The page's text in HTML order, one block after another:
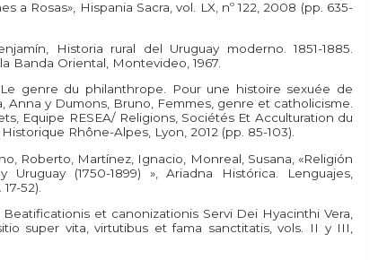
a Rosas», Hispania Sacra, vol. LX, nº 122, 2008 (pp. 635-
Historia rural del Uruguay moderno. 1851-1885.
Banda Oriental, Montevideo, 1967.
genre du philanthrope. Pour une histoire sexuée de
Anna y Dumons, Bruno, Femmes, genre et catholicisme.
Equipe RESEA/ Religions, Sociétés Et Acculturation du
Rhône-Alpes, Lyon, 2012 (pp. 85-103).
Roberto, Martínez, Ignacio, Monreal, Susana, «Religión
(1750-1899) », Ariadna Histórica. Lenguajes,
52).
et canonizationis Servi Dei Hyacinthi Vera,
super vita, virtutibus et fama sanctitatis, vols. II y III,